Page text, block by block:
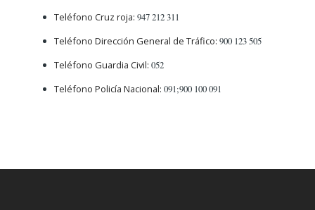
Teléfono Cruz roja: 947 212 311
Teléfono Dirección General de Tráfico: 900 123 505
Teléfono Guardia Civil: 052
Teléfono Policía Nacional: 091;900 100 091